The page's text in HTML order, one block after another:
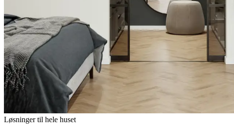
Løsninger til hele huset